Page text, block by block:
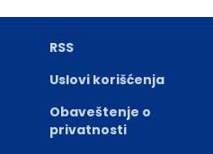
RSS
Uslovi korišćenja
Obaveštenje o
privatnosti